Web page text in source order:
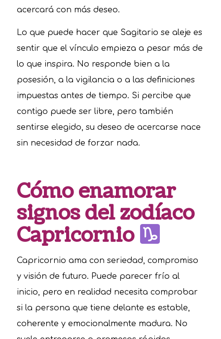
acercará con más deseo.
Lo que puede hacer que Sagitario se aleje es
sentir que el vínculo empieza a pesar más de
lo que inspira. No responde bien a la
posesión, a la vigilancia o a las definiciones
impuestas antes de tiempo. Si percibe que
contigo puede ser libre, pero también
sentirse elegido, su deseo de acercarse nace
sin necesidad de forzar nada.
Cómo enamorar
signos del zodíaco
Capricornio
Capricornio ama con seriedad, compromiso
y visión de futuro. Puede parecer frío al
inicio, pero en realidad necesita comprobar
si la persona que tiene delante es estable,
coherente y emocionalmente madura. No